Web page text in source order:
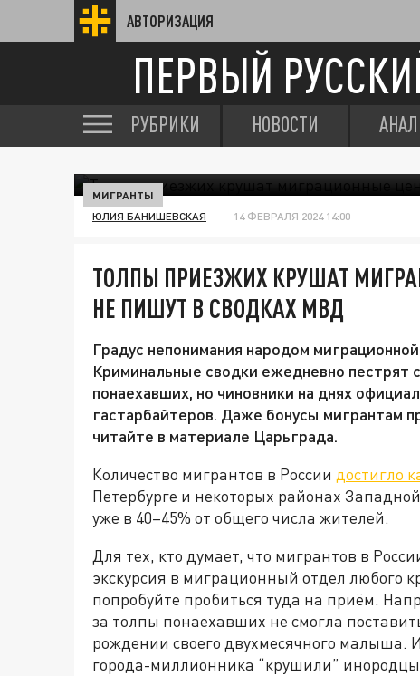
АВТОРИЗАЦИЯ
ПЕРВЫЙ
РУБРИКИ НОВОСТИ
МИГРАНТЫ
ЮЛИЯ БАНИШЕВСКАЯ 14 ФЕВРАЛЯ 2024 14:00
ТОЛПЫ ПРИЕЗЖИХ КРУШАТ
НЕ ПИШУТ В СВОДКАХ МВД
Градус непонимания народом
Криминальные сводки ежедневно пестрят
понаехавших, но чиновники на днях
гастарбайтеров. Даже бонусы мигрантам
читайте в материале Царьграда.
Количество мигрантов в России достигло
Петербурге и некоторых районах
уже в 40–45% от общего числа жителей.
Для тех, кто думает, что мигрантов в
экскурсия в миграционный отдел любого
попробуйте пробиться туда на приём.
за толпы понаехавших не смогла
рождении своего двухмесячного малыша.
города-миллионника “крушили”